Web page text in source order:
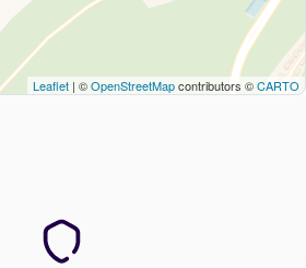
Leaflet | ©OpenStreetMapcontributors ©CARTO